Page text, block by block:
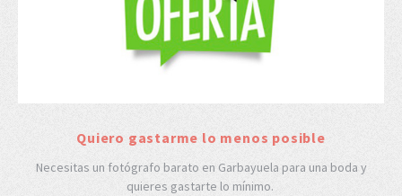
Quiero gastarme lo menos posible
Necesitas un fotógrafo barato en Garbayuela para una boda y
quieres gastarte lo mínimo.